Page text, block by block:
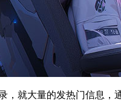
，就大量的发热门信息